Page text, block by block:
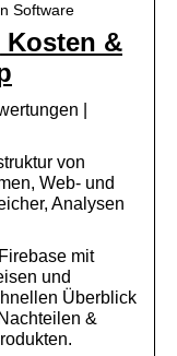
Software
Kosten &
|
von
Web- und
Analysen
mit
und
Überblick
&